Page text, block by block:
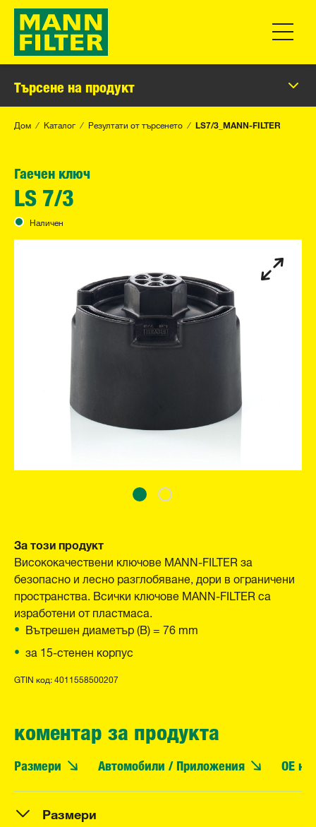
Търсене на продукт
Дом Каталог Резултати от търсенето LS7/3_MANN-FILTER
Гаечен ключ
LS 7/3
Наличен
За този продукт
Висококачествени ключове MANN-FILTER за
безопасно и лесно разглобяване, дори в ограничени
пространства. Всички ключове MANN-FILTER са
изработени от пластмаса.
Вътрешен диаметър (B) = 76 mm
за 15-стенен корпус
GTIN код: 4011558500207
коментар за продукта
Размери Автомобили / Приложения OE
Размери